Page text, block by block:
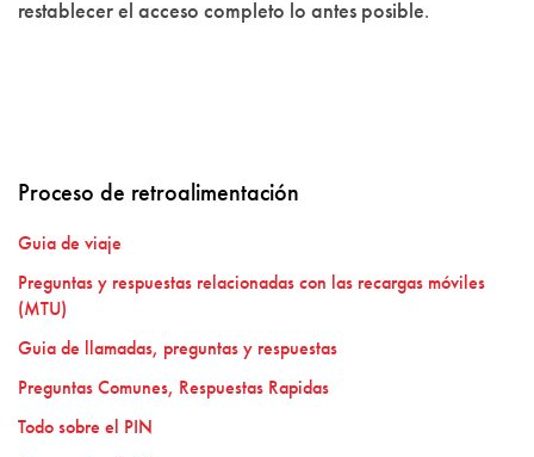
restablecer el acceso completo lo antes posible.
Proceso de retroalimentación
Guia de viaje
Preguntas y respuestas relacionadas con las recargas móviles
(MTU)
Guia de llamadas, preguntas y respuestas
Preguntas Comunes, Respuestas Rapidas
Todo sobre el PIN